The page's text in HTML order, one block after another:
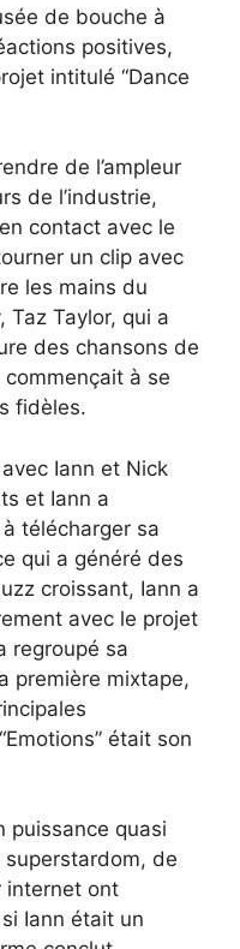
de bouche à
positives,
intitulé “Dance
de l’ampleur
de l’industrie,
contact avec le
un clip avec
les mains du
Taz Taylor, qui a
des chansons de
commençait à se
fidèles.
Iann et Nick
et Iann a
télécharger sa
qui a généré des
croissant, Iann a
avec le projet
regroupé sa
première mixtape,
était son
puissance quasi
de
internet ont
Iann était un